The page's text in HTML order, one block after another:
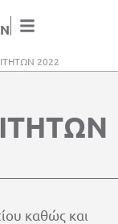
2022
καθώς και